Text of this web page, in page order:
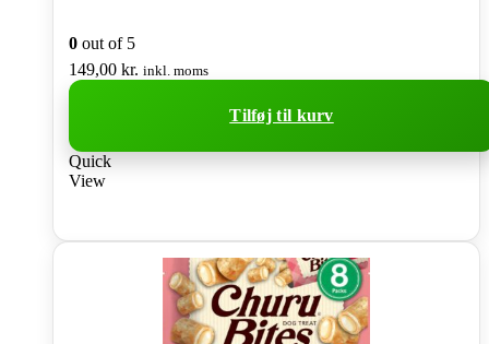
0 out of 5
149,00 kr. inkl. moms
Tilføj til kurv
Quick
View